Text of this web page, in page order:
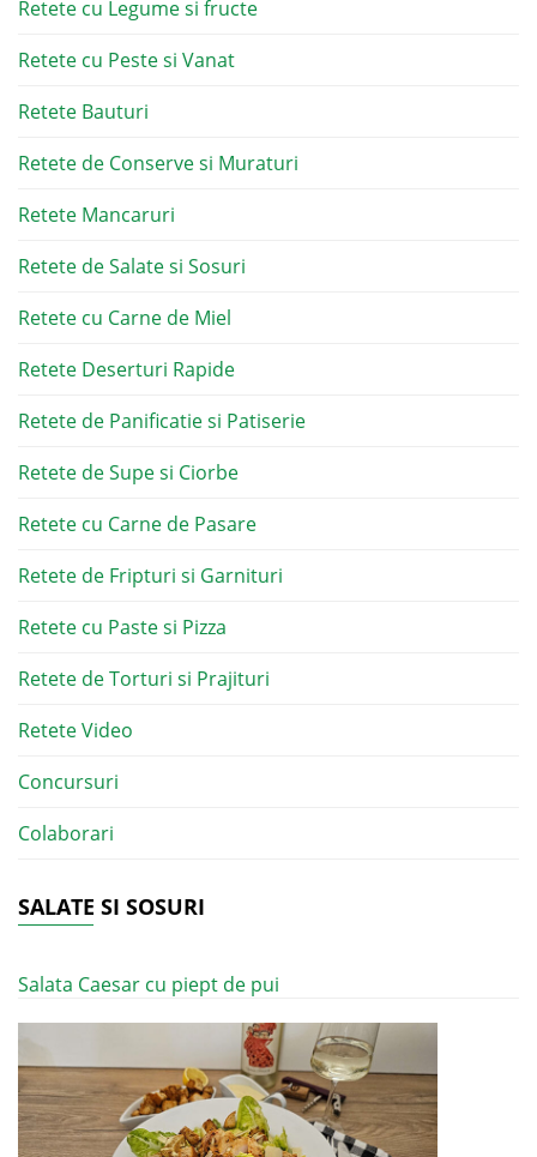
Retete cu Legume si fructe
Retete cu Peste si Vanat
Retete Bauturi
Retete de Conserve si Muraturi
Retete Mancaruri
Retete de Salate si Sosuri
Retete cu Carne de Miel
Retete Deserturi Rapide
Retete de Panificatie si Patiserie
Retete de Supe si Ciorbe
Retete cu Carne de Pasare
Retete de Fripturi si Garnituri
Retete cu Paste si Pizza
Retete de Torturi si Prajituri
Retete Video
Concursuri
Colaborari
SALATE SI SOSURI
Salata Caesar cu piept de pui